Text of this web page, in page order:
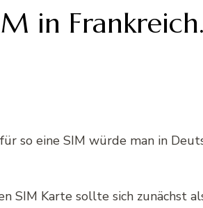
in
so eine SIM würde man in
SIM Karte sollte sich